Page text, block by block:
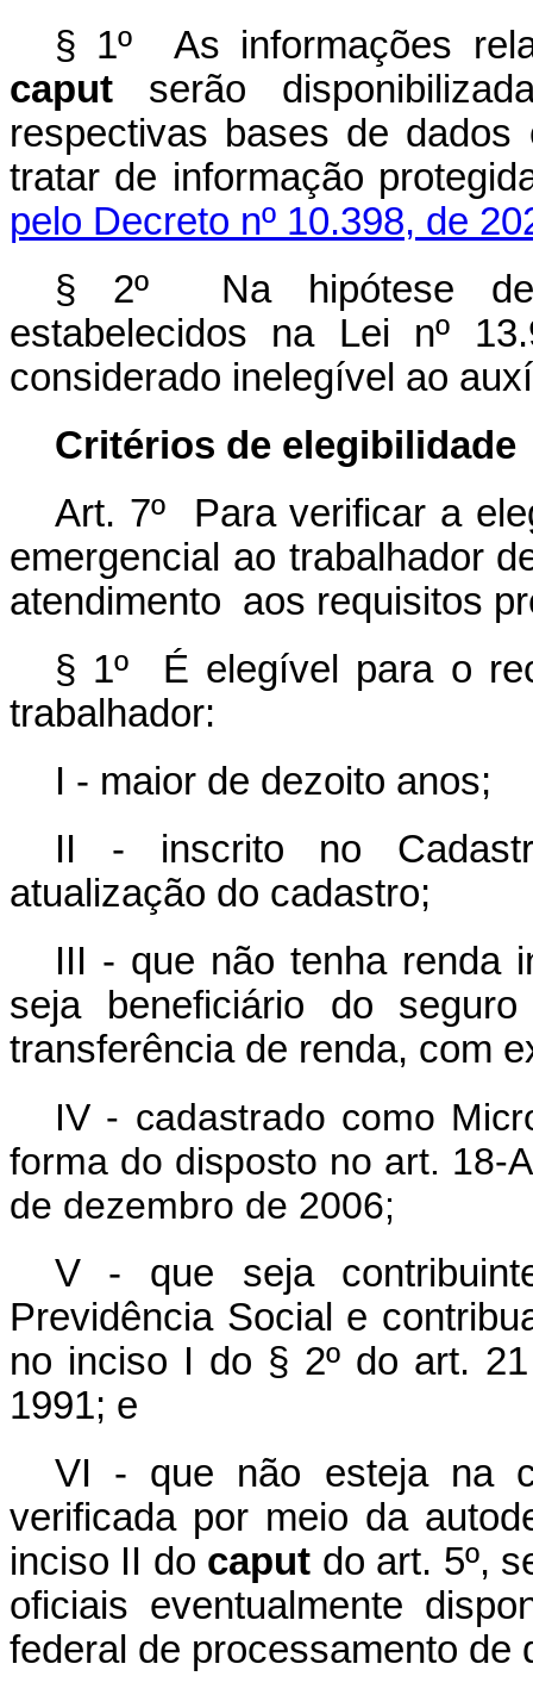
§ 1º As informações
caput serão
respectivas bases de
tratar de informação
pelo Decreto nº 10.398, de
§ 2º Na hipótese de
estabelecidos na Lei nº
considerado inelegível ao
Critérios de elegibilidade
Art. 7º Para verificar a
emergencial ao trabalhador
atendimento aos requisitos
§ 1º É elegível para o
trabalhador:
I - maior de dezoito anos;
II - inscrito no
atualização do cadastro;
III - que não tenha renda
seja beneficiário do
transferência de renda, com
IV - cadastrado como
forma do disposto no art. 18-
de dezembro de 2006;
V - que seja
Previdência Social e
no inciso I do § 2º do art.
1991; e
VI - que não esteja na
verificada por meio da
inciso II do caput do art. 5º,
oficiais eventualmente
federal de processamento de